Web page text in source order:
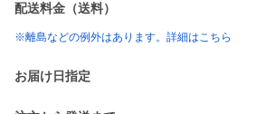
配送料金（送料）
※離島などの例外はあります。詳細はこちら
お届け日指定